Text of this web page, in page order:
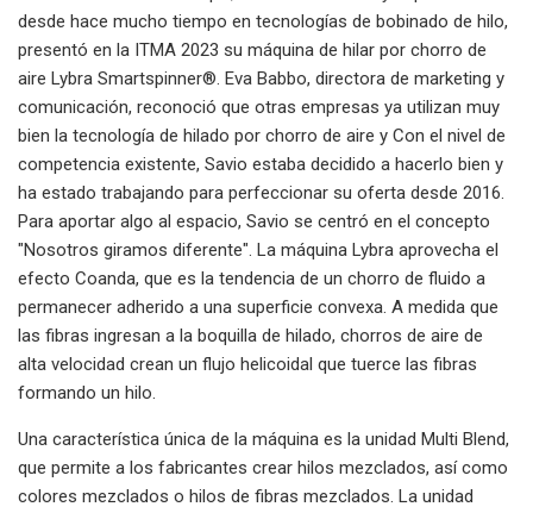
desde hace mucho tiempo en tecnologías de bobinado de hilo,
presentó en la ITMA 2023 su máquina de hilar por chorro de
aire Lybra Smartspinner®. Eva Babbo, directora de marketing y
comunicación, reconoció que otras empresas ya utilizan muy
bien la tecnología de hilado por chorro de aire y Con el nivel de
competencia existente, Savio estaba decidido a hacerlo bien y
ha estado trabajando para perfeccionar su oferta desde 2016.
Para aportar algo al espacio, Savio se centró en el concepto
"Nosotros giramos diferente". La máquina Lybra aprovecha el
efecto Coanda, que es la tendencia de un chorro de fluido a
permanecer adherido a una superficie convexa. A medida que
las fibras ingresan a la boquilla de hilado, chorros de aire de
alta velocidad crean un flujo helicoidal que tuerce las fibras
formando un hilo.
Una característica única de la máquina es la unidad Multi Blend,
que permite a los fabricantes crear hilos mezclados, así como
colores mezclados o hilos de fibras mezclados. La unidad